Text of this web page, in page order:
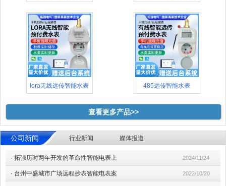
lora无线远传智能水表 485远传智能水表
查看更多产品>>
公司新闻 行业新闻 媒体报道
· 拓强历时两年开发的革命性智能电表上 2024/11/24
· 台州中盛城市广场远程抄表智能电表案 2022/10/20